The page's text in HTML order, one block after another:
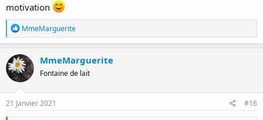
motivation
R
é
a
c
t
i
o
n
s
MmeMarguerite
MmeMarguerite
Fontaine de lait
21 Janvier 2021 #16